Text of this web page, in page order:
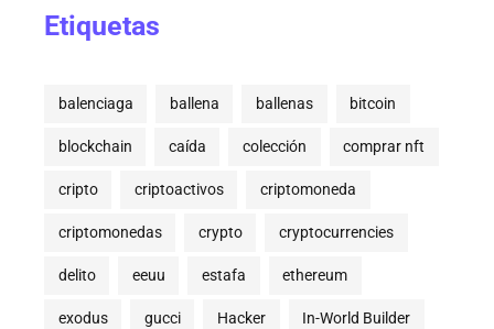
Etiquetas
balenciaga ballena ballenas bitcoin
blockchain caída colección comprar nft
cripto criptoactivos criptomoneda
criptomonedas crypto cryptocurrencies
delito eeuu estafa ethereum
exodus gucci Hacker In-World Builder